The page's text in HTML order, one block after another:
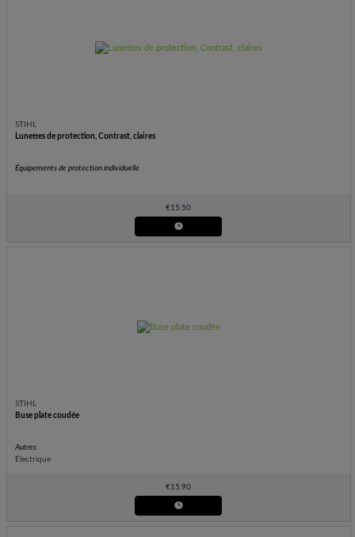
STIHL
Lunettes de protection, Contrast, claires
Équipements de protection individuelle
€15.50
STIHL
Buse plate coudée
Autres
Électrique
€15.90